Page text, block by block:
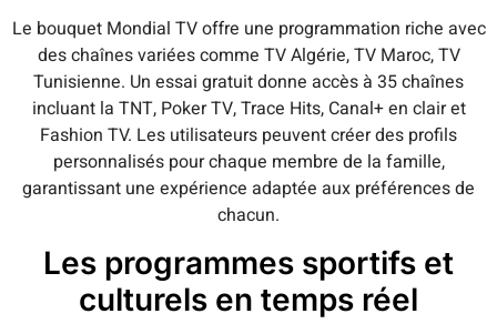
Le bouquet Mondial TV offre une programmation riche avec
des chaînes variées comme TV Algérie, TV Maroc, TV
Tunisienne. Un essai gratuit donne accès à 35 chaînes
incluant la TNT, Poker TV, Trace Hits, Canal+ en clair et
Fashion TV. Les utilisateurs peuvent créer des profils
personnalisés pour chaque membre de la famille,
garantissant une expérience adaptée aux préférences de
chacun.
Les programmes sportifs et
culturels en temps réel